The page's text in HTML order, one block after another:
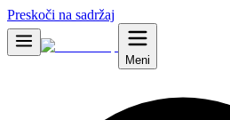
Preskoči na sadržaj
Meni